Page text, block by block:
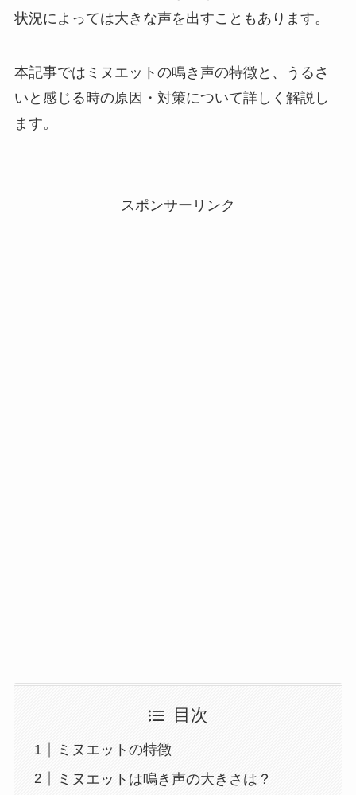
状況によっては大きな声を出すこともあります。
本記事ではミヌエットの鳴き声の特徴と、うるさ
いと感じる時の原因・対策について詳しく解説し
ます。
スポンサーリンク
目次
ミヌエットの特徴
ミヌエットは鳴き声の大きさは？